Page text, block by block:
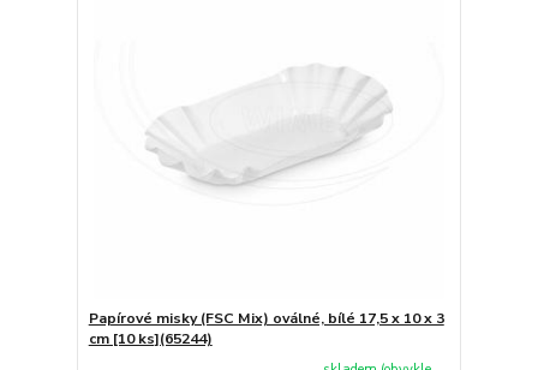
Papírové misky (FSC Mix) oválné, bílé 17,5 x 10 x 3
cm [10 ks](65244)